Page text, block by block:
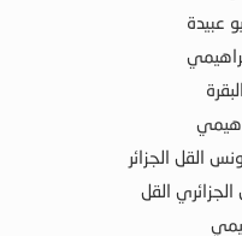
عبيدة
القل الجزائر
القل